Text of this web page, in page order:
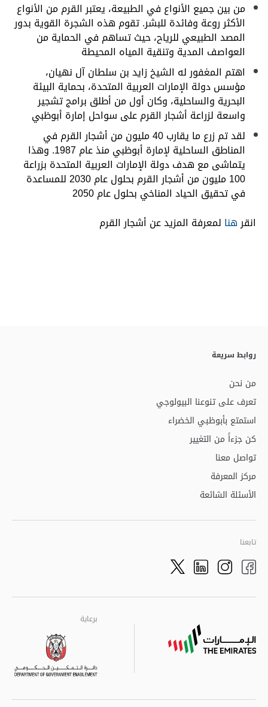
من بين جميع الأنواع في الطبيعة، يعتبر القرم من الأنواع
الأكثر روعة وفائدة للبشر. تقوم هذه الشجرة القوية بدور
المصد الطبيعي للرياح، حيث تساهم في الحماية من
العواصف المدية وتنقية المياه المحيطة
اهتم المغفور له الشيخ زايد بن سلطان آل نهيان،
مؤسس دولة الإمارات العربية المتحدة، بحماية البيئة
البحرية والساحلية، وكان أول من أطلق برامج تشجير
واسعة لزراعة أشجار القرم على سواحل إمارة أبوظبي
لقد تم زرع ما يقارب 40 مليون من أشجار القرم في
المناطق الساحلية لإمارة أبوظبي منذ عام 1987. وهذا
يتماشى مع هدف دولة الإمارات العربية المتحدة بزراعة
100 مليون من أشجار القرم بحلول عام 2030 للمساعدة
في تحقيق الحياد المناخي بحلول عام 2050
انقرهنا لمعرفة المزيد عن أشجار القرم
روابط سريعة
من نحن
تعرف على تنوعنا البيولوجي
استمتع بأبوظبي الخضراء
كن جزءاً من التغيير
تواصل معنا
مركز المعرفة
الأسئلة الشائعة
تابعنا
Facebook
Instagram
LinkedIn
Twitter
برعاية
برعاية